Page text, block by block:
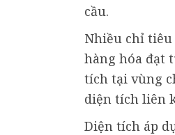
cầu.
Nhiều chỉ tiêu
hàng hóa đạt
tích tại vùng
diện tích liên
Diện tích áp